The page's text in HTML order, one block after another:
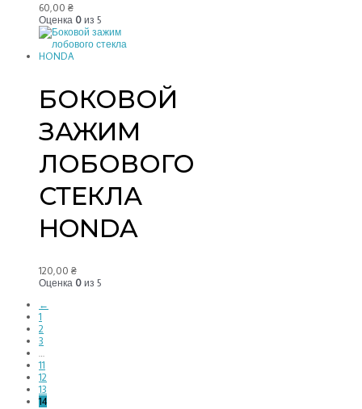
60,00 ₴
Оценка 0 из 5
БОКОВОЙ
ЗАЖИМ
ЛОБОВОГО
СТЕКЛА
HONDA
120,00 ₴
Оценка 0 из 5
←
1
2
3
…
11
12
13
14